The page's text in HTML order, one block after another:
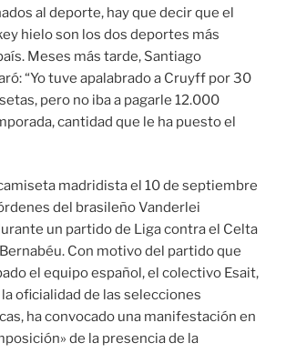
al deporte, hay que decir que el
hielo son los dos deportes más
Meses más tarde, Santiago
“Yo tuve apalabrado a Cruyff por 30
pero no iba a pagarle 12.000
cantidad que le ha puesto el
madridista el 10 de septiembre
del brasileño Vanderlei
un partido de Liga contra el Celta
Con motivo del partido que
el equipo español, el colectivo Esait,
oficialidad de las selecciones
ha convocado una manifestación en
de la presencia de la